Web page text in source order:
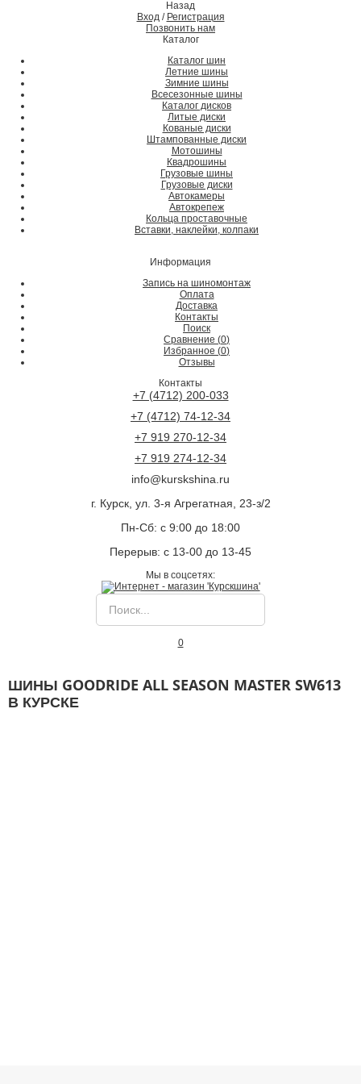
Назад
Вход/ Регистрация
Позвонить нам
Каталог
Каталог шин
Летние шины
Зимние шины
Всесезонные шины
Каталог дисков
Литые диски
Кованые диски
Штампованные диски
Мотошины
Квадрошины
Грузовые шины
Грузовые диски
Автокамеры
Автокрепеж
Кольца проставочные
Вставки, наклейки, колпаки
Информация
Запись на шиномонтаж
Оплата
Доставка
Контакты
Поиск
Сравнение (0)
Избранное (0)
Отзывы
Контакты
+7 (4712) 200-033
+7 (4712) 74-12-34
+7 919 270-12-34
+7 919 274-12-34
info@kurskshina.ru
г. Курск, ул. 3-я Агрегатная, 23-з/2
Пн-Сб: с 9:00 до 18:00
Перерыв: с 13-00 до 13-45
Мы в соцсетях:
0
ШИНЫ GOODRIDE ALL SEASON MASTER SW613
В КУРСКЕ